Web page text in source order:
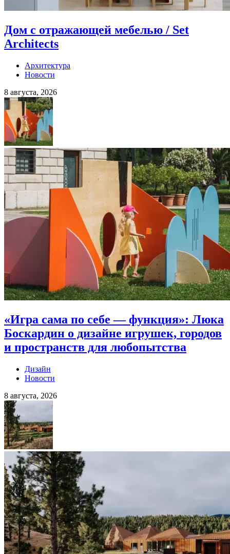
Дом с отражающей мебелью / Set
Architects
Архитектура
Новости
8 августа, 2026
«Игра сама по себе — функция»: Люка
Боскардин о дизайне игрушек, городов
и пространств для любопытства
Дизайн
Новости
8 августа, 2026